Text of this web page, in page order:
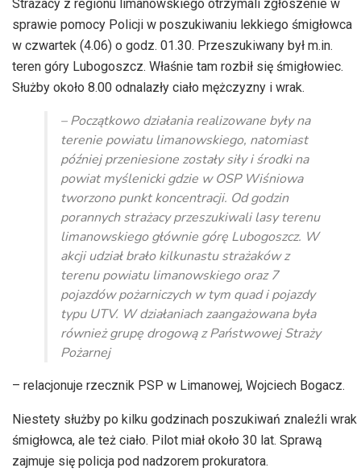
Strażacy z regionu limanowskiego otrzymali zgłoszenie w
sprawie pomocy Policji w poszukiwaniu lekkiego śmigłowca
w czwartek (4.06) o godz. 01.30. Przeszukiwany był m.in.
teren góry Lubogoszcz. Właśnie tam rozbił się śmigłowiec.
Służby około 8.00 odnalazły ciało mężczyzny i wrak.
– Początkowo działania realizowane były na
terenie powiatu limanowskiego, natomiast
później przeniesione zostały siły i środki na
powiat myślenicki gdzie w OSP Wiśniowa
tworzono punkt koncentracji. Od godzin
porannych strażacy przeszukiwali lasy terenu
limanowskiego głównie górę Lubogoszcz. W
akcji udział brało kilkunastu strażaków z
terenu powiatu limanowskiego oraz 7
pojazdów pożarniczych w tym quad i pojazdy
typu UTV. W działaniach zaangażowana była
również grupę drogową z Państwowej Straży
Pożarnej
– relacjonuje rzecznik PSP w Limanowej, Wojciech Bogacz.
Niestety służby po kilku godzinach poszukiwań znaleźli wrak
śmigłowca, ale też ciało. Pilot miał około 30 lat. Sprawą
zajmuje się policja pod nadzorem prokuratora.